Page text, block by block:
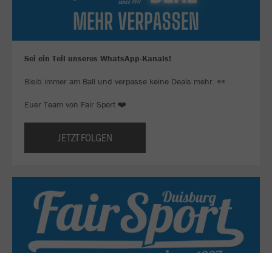
Sei ein Teil unseres WhatsApp-Kanals!
Bleib immer am Ball und verpasse keine Deals mehr. 👀
Euer Team von Fair Sport ❤️
JETZT FOLGEN